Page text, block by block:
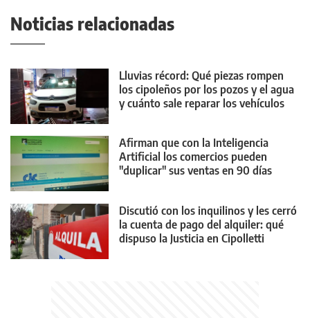
Noticias relacionadas
Lluvias récord: Qué piezas rompen
los cipoleños por los pozos y el agua
y cuánto sale reparar los vehículos
Afirman que con la Inteligencia
Artificial los comercios pueden
"duplicar" sus ventas en 90 días
Discutió con los inquilinos y les cerró
la cuenta de pago del alquiler: qué
dispuso la Justicia en Cipolletti